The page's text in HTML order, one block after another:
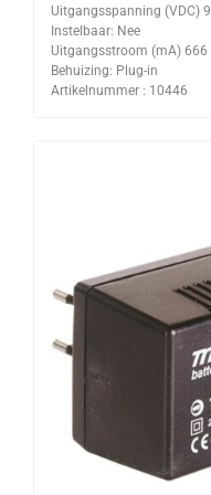
Uitgangsspanning (VDC) 9
Instelbaar: Nee
Uitgangsstroom (mA) 666
Behuizing: Plug-in
Artikelnummer : 10446